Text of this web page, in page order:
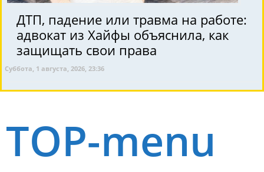
ДТП, падение или травма на работе:
адвокат из Хайфы объяснила, как
защищать свои права
Суббота, 1 августа, 2026, 23:36
TOP-menu